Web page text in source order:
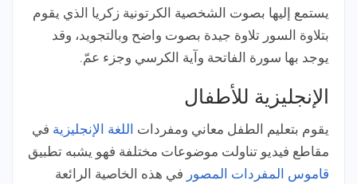
يستمع إليها بصوت الشخصية الكرتونية زكريا الذي يقوم
بتلاوة السور تلاوة جيدة بصوت واضح وبالتجويد، وقد
يوجد بها سورة الفاتحة وآية الكرسي وجزء عمّ.
الإنجليزية للأطفال
يقوم بتعليم الطفل معاني ومفردات اللغة الإنجليزية في
مقاطع فيديو تناولت موضوعات مختلفة فهو يشبه تطبيق
قاموس المفردات المصور في هذه الخاصية الرائعة